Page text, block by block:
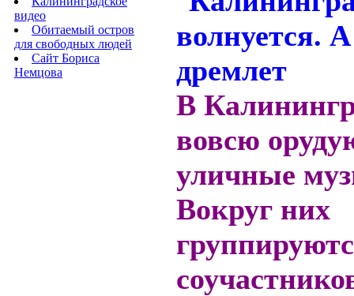
видео
Обитаемый остров
для свободных людей
Сайт Бориса
Немцова
В
вовсю
уличные
Вокруг них